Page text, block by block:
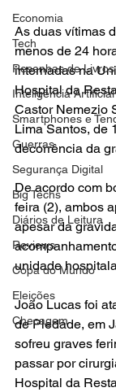
Economia
Tech
Resenhas de Livros
Inteligência Artificial
Smartphones e
Guerras
Segurança Digital
Big Techs
Diários de Leitura
Reviews
Copa do Mundo
Eleições
Checagem
As duas vítimas
menos de 24
internadas na
Hospital da
Castor Nemezio
Lima Santos, de
decorrência da
De acordo com
feira (2), ambos
apesar da
unidade
João Lucas foi
de Piedade, em
sofreu graves
passar por
Hospital da